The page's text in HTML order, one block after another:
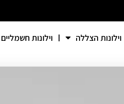
וילונות הצללה וילונות חשמליים